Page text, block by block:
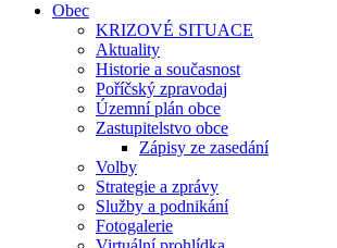
Obec
KRIZOVÉ SITUACE
Aktuality
Historie a současnost
Poříčský zpravodaj
Územní plán obce
Zastupitelstvo obce
Zápisy ze zasedání
Volby
Strategie a zprávy
Služby a podnikání
Fotogalerie